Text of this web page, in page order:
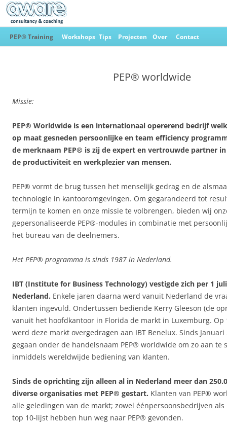
Ga
naar
PEP® Training Workshops Tips Projecten Over Contact
PEP® worldwide
Missie:
PEP® Worldwide is een internationaal opererend bedrijf
op maat gesneden persoonlijke en team efficiency
de merknaam PEP® is zij de expert en vertrouwde partner
de productiviteit en werkplezier van mensen.
PEP® vormt de brug tussen het menselijk gedrag en de
technologie in kantooromgevingen. Om gegarandeerd tot
termijn te komen en onze missie te volbrengen, bieden wij
gepersonaliseerde PEP®-modules in combinatie met
het bureau van de deelnemers.
Het PEP® programma is sinds 1987 in Nederland.
IBT (Institute for Business Technology) vestigde zich per 1
Nederland. Enkele jaren daarna werd vanuit Nederland de
klanten ingevuld. Ondertussen bediende Kerry Gleeson (de
vanuit het hoofdkantoor in Florida de markt in Luxemburg. Op
werd deze markt overgedragen aan IBT Benelux. Sinds Januari
gegaan onder de handelsnaam PEP® worldwide om zo aan te
inmiddels wereldwijde bediening van klanten.
Sinds de oprichting zijn alleen al in Nederland meer dan
diverse organisaties met PEP® gestart. Klanten van PEP®
alle geledingen van de markt; zowel éénpersoonsbedrijven
top 10-lijst hebben hun weg naar PEP® gevonden.